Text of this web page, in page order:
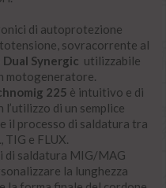
di autoprotezione
sovracorrente al
Synergic utilizzabile
motogeneratore.
225 è intuitivo e di
l’utilizzo di un semplice
il processo di saldatura tra
e FLUX.
di saldatura MIG/MAG
la lunghezza